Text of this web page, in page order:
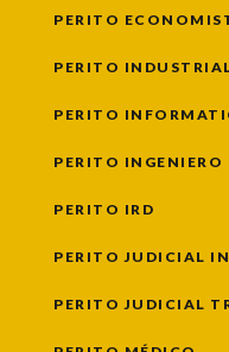
PERITO
PERITO
PERITO
PERITO INGENIERO
PERITO IRD
PERITO JUDICIAL
PERITO JUDICIAL